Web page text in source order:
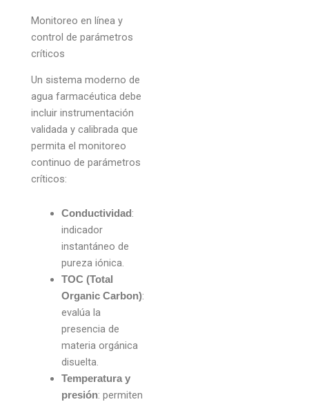
Monitoreo en línea y
control de parámetros
críticos
Un sistema moderno de
agua farmacéutica debe
incluir instrumentación
validada y calibrada que
permita el monitoreo
continuo de parámetros
críticos:
Conductividad :
indicador
instantáneo de
pureza iónica.
TOC (Total
Organic Carbon):
evalúa la
presencia de
materia orgánica
disuelta.
Temperatura y
presión: permiten